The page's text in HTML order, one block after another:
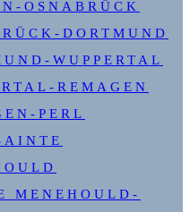
OSNABRÜCK
DORTMUND
WUPPERTAL
REMAGEN
PERL
MENEHOULD-